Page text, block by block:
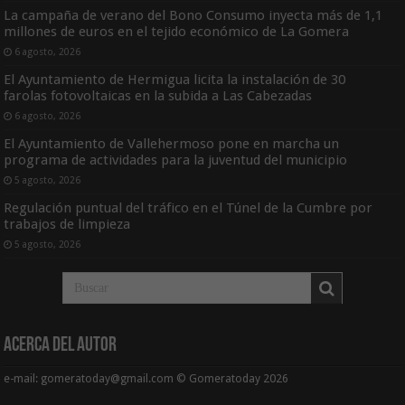
La campaña de verano del Bono Consumo inyecta más de 1,1
millones de euros en el tejido económico de La Gomera
6 agosto, 2026
El Ayuntamiento de Hermigua licita la instalación de 30
farolas fotovoltaicas en la subida a Las Cabezadas
6 agosto, 2026
El Ayuntamiento de Vallehermoso pone en marcha un
programa de actividades para la juventud del municipio
5 agosto, 2026
Regulación puntual del tráfico en el Túnel de la Cumbre por
trabajos de limpieza
5 agosto, 2026
Acerca del Autor
e-mail: gomeratoday@gmail.com © Gomeratoday 2026